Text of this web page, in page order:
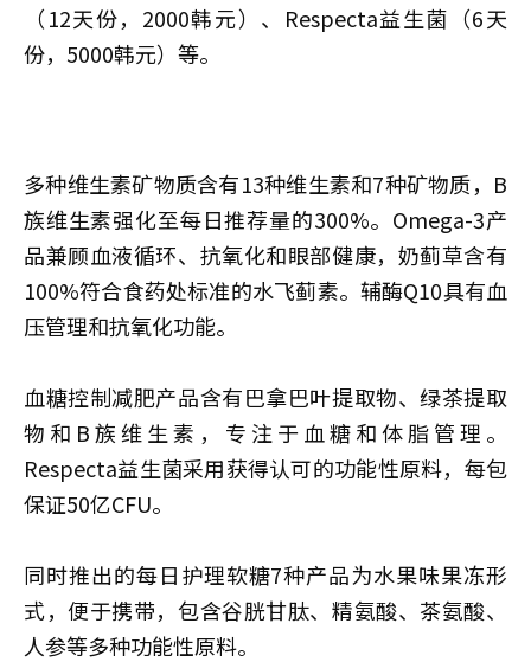
（12天份，2000韩元）、Respecta益生菌（6天
份，5000韩元）等。
多种维生素矿物质含有13种维生素和7种矿物质，B
族维生素强化至每日推荐量的300%。Omega-3产
品兼顾血液循环、抗氧化和眼部健康，奶蓟草含有
100%符合食药处标准的水飞蓟素。辅酶Q10具有血
压管理和抗氧化功能。
血糖控制减肥产品含有巴拿巴叶提取物、绿茶提取
物和B族维生素，专注于血糖和体脂管理。
Respecta益生菌采用获得认可的功能性原料，每包
保证50亿CFU。
同时推出的每日护理软糖7种产品为水果味果冻形
式，便于携带，包含谷胱甘肽、精氨酸、茶氨酸、
人参等多种功能性原料。